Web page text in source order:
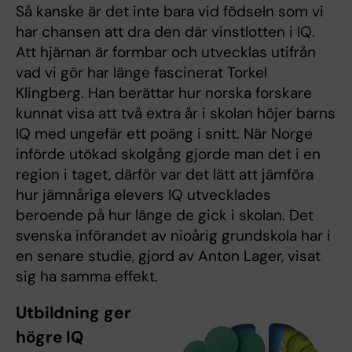
Så kanske är det inte bara vid födseln som vi
har chansen att dra den där vinstlotten i IQ.
Att hjärnan är formbar och utvecklas utifrån
vad vi gör har länge fascinerat Torkel
Klingberg. Han berättar hur norska forskare
kunnat visa att två extra år i skolan höjer barns
IQ med ungefär ett poäng i snitt. När Norge
införde utökad skolgång gjorde man det i en
region i taget, därför var det lätt att jämföra
hur jämnåriga elevers IQ utvecklades
beroende på hur länge de gick i skolan. Det
svenska införandet av nioårig grundskola har i
en senare studie, gjord av Anton Lager, visat
sig ha samma effekt.
Utbildning ger
högre IQ